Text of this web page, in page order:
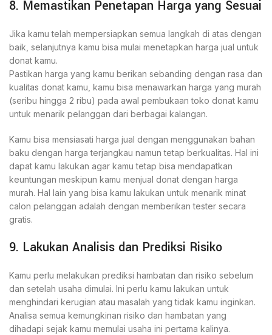
8. Memastikan Penetapan Harga yang Sesuai
Jika kamu telah mempersiapkan semua langkah di atas dengan
baik, selanjutnya kamu bisa mulai menetapkan harga jual untuk
donat kamu.
Pastikan harga yang kamu berikan sebanding dengan rasa dan
kualitas donat kamu, kamu bisa menawarkan harga yang murah
(seribu hingga 2 ribu) pada awal pembukaan toko donat kamu
untuk menarik pelanggan dari berbagai kalangan.
Kamu bisa mensiasati harga jual dengan menggunakan bahan
baku dengan harga terjangkau namun tetap berkualitas. Hal ini
dapat kamu lakukan agar kamu tetap bisa mendapatkan
keuntungan meskipun kamu menjual donat dengan harga
murah. Hal lain yang bisa kamu lakukan untuk menarik minat
calon pelanggan adalah dengan memberikan tester secara
gratis.
9. Lakukan Analisis dan Prediksi Risiko
Kamu perlu melakukan prediksi hambatan dan risiko sebelum
dan setelah usaha dimulai. Ini perlu kamu lakukan untuk
menghindari kerugian atau masalah yang tidak kamu inginkan.
Analisa semua kemungkinan risiko dan hambatan yang
dihadapi sejak kamu memulai usaha ini pertama kalinya.